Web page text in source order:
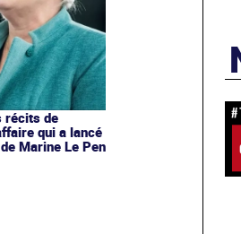
récits de
qui a lancé
Marine Le Pen